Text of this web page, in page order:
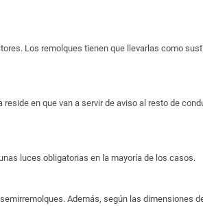
Los remolques tienen que llevarlas como
en que van a servir de aviso al resto de
luces obligatorias en la mayoría de los casos.
Además, según las dimensiones